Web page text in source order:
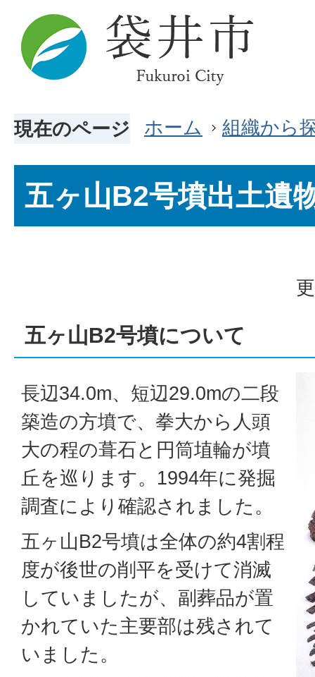
現在のページ ホーム 組織から
五ヶ山B2号墳出土遺
五ヶ山B2号墳について
長辺34.0m、短辺29.0mの二段
築造の方墳で、拳大から人頭
大の程の葺石と円筒埴輪が墳
丘を巡ります。1994年に発掘
調査により確認されました。
五ヶ山B2号墳は全体の約4割程
度が後世の削平を受けて消滅
していましたが、副葬品が置
かれていた主要部は残されて
いました。